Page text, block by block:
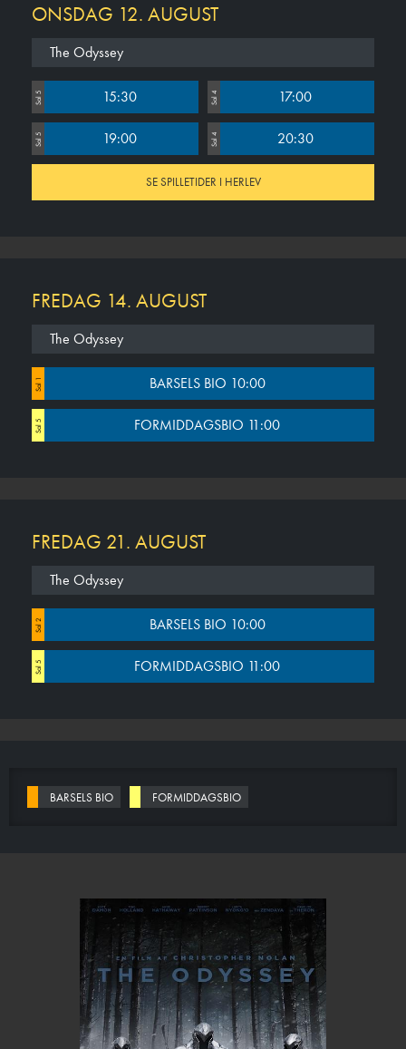
ONSDAG 12. AUGUST
The Odyssey
Sal 5 15:30 Sal 4 17:00
Sal 5 19:00 Sal 4 20:30
SE SPILLETIDER I HERLEV
FREDAG 14. AUGUST
The Odyssey
Sal 1 BARSELS BIO 10:00
Sal 5 FORMIDDAGSBIO 11:00
FREDAG 21. AUGUST
The Odyssey
Sal 2 BARSELS BIO 10:00
Sal 5 FORMIDDAGSBIO 11:00
BARSELS BIO FORMIDDAGSBIO